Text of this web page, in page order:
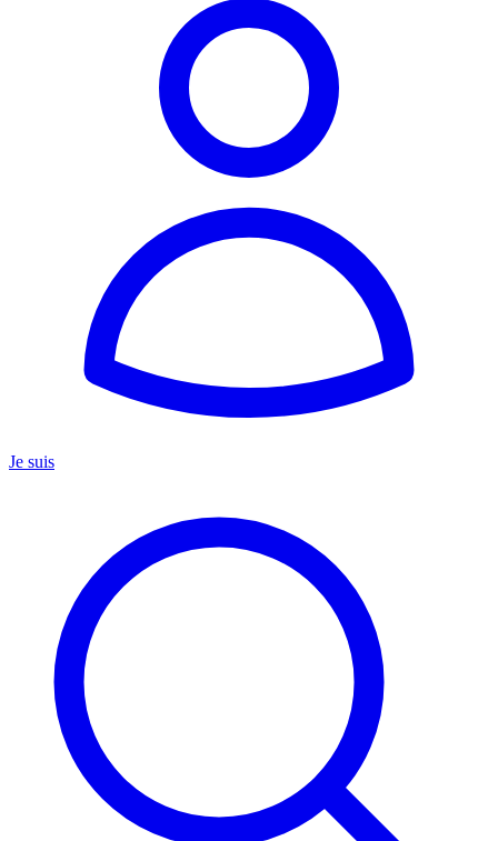
Je suis